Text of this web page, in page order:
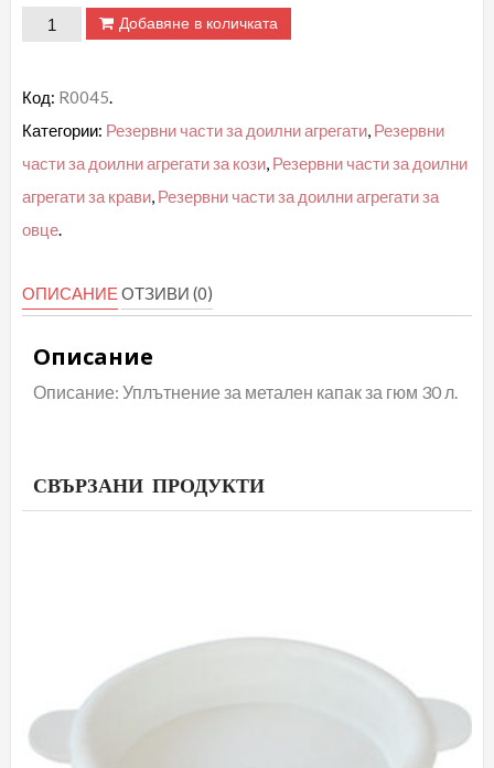
количество
за
метален
капак
за
гюм
л
Добавяне в количката
Код: R0045.
Категории: Резервни части за доилни агрегати, Резервни
части за доилни агрегати за кози, Резервни части за доилни
агрегати за крави, Резервни части за доилни агрегати за
овце.
ОПИСАНИЕ ОТЗИВИ (0)
Описание
Описание: Уплътнение за метален капак за гюм 30 л.
СВЪРЗАНИ ПРОДУКТИ